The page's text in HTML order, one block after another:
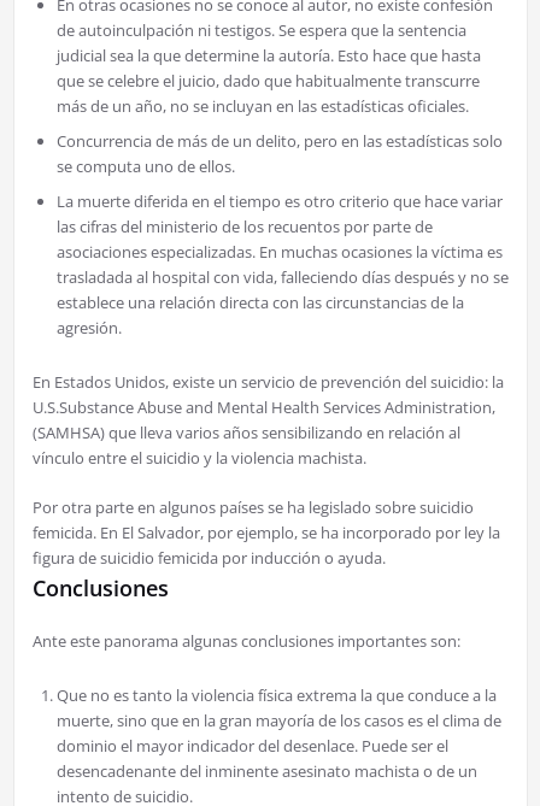
En otras ocasiones no se conoce al autor, no existe confesión
de autoinculpación ni testigos. Se espera que la sentencia
judicial sea la que determine la autoría. Esto hace que hasta
que se celebre el juicio, dado que habitualmente transcurre
más de un año, no se incluyan en las estadísticas oficiales.
Concurrencia de más de un delito, pero en las estadísticas solo
se computa uno de ellos.
La muerte diferida en el tiempo es otro criterio que hace variar
las cifras del ministerio de los recuentos por parte de
asociaciones especializadas. En muchas ocasiones la víctima es
trasladada al hospital con vida, falleciendo días después y no se
establece una relación directa con las circunstancias de la
agresión.
En Estados Unidos, existe un servicio de prevención del suicidio: la
U.S.Substance Abuse and Mental Health Services Administration,
(SAMHSA) que lleva varios años sensibilizando en relación al
vínculo entre el suicidio y la violencia machista.
Por otra parte en algunos países se ha legislado sobre suicidio
femicida. En El Salvador, por ejemplo, se ha incorporado por ley la
figura de suicidio femicida por inducción o ayuda.
Conclusiones
Ante este panorama algunas conclusiones importantes son:
Que no es tanto la violencia física extrema la que conduce a la
muerte, sino que en la gran mayoría de los casos es el clima de
dominio el mayor indicador del desenlace. Puede ser el
desencadenante del inminente asesinato machista o de un
intento de suicidio.